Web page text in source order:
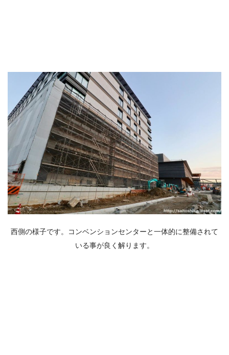
西側の様子です。コンベンションセンターと一体的に整備されて
いる事が良く解ります。